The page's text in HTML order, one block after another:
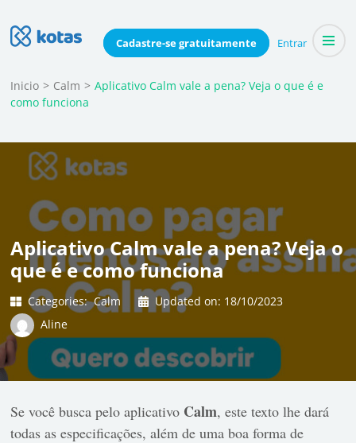
Cadastre-segratuitamente Entrar
to
(Press
Enter)
Blog do Kotas
Dicas e conteúdo relevante para economizar coletivamente
Inicio > Calm > Aplicativo Calm vale a pena? Veja o que é e
como funciona
Aplicativo Calm vale a pena? Veja o
que é e como funciona
Categories: Calm Updated on: 18/10/2023
Aline
Se você busca pelo aplicativo Calm, este texto lhe dará
todas as especificações, além de uma boa forma de